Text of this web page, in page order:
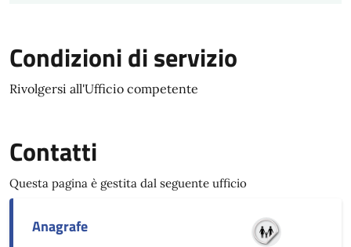
Condizioni di servizio
Rivolgersi all'Ufficio competente
Contatti
Questa pagina è gestita dal seguente ufficio
Anagrafe